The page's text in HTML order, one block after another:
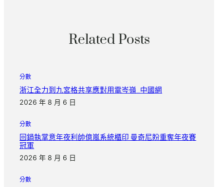
Related Posts
分數
浙江全力到九宮格共享應對用電岑嶺_中國網
2026 年 8 月 6 日
分數
回鍋執掌意年夜利帥億嵐系統櫃印 曼奇尼盼重奪年夜賽
冠軍
2026 年 8 月 6 日
分數